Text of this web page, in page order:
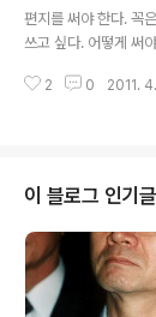
계속 실패합시다!"라
사잔의 방법론 중 기
어느 정도 갖춰진 상태
편지를 써야 한다. 꼭
쓰고 싶다. 어떻게 써
에 마음을 담아 다른
따스함을 전달할 수
간문강화에 나와 있
절절 옳은 말이다. 잘
의 대응'이란 말을 위
데 그 사람을 만날 수
면 '남을 좋..
2 0 2011.
이 블로그 인기글